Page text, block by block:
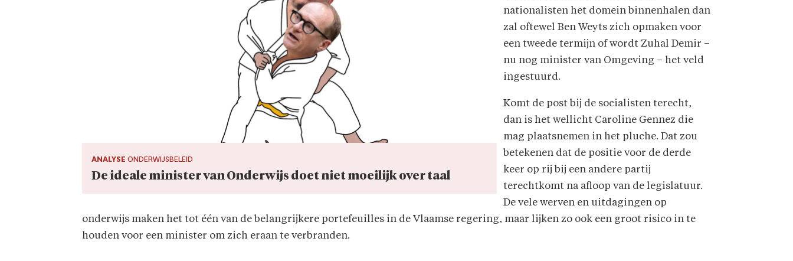
ANALYSE ONDERWIJSBELEID
De ideale minister van Onderwijs doet niet moeilijk over taal
nationalisten het domein binnenhalen dan
zal oftewel Ben Weyts zich opmaken voor
een tweede termijn of wordt Zuhal Demir –
nu nog minister van Omgeving – het veld
ingestuurd.
Komt de post bij de socialisten terecht,
dan is het wellicht Caroline Gennez die
mag plaatsnemen in het pluche. Dat zou
betekenen dat de positie voor de derde
keer op rij bij een andere partij
terechtkomt na afloop van de legislatuur.
De vele werven en uitdagingen op
onderwijs maken het tot één van de belangrijkere portefeuilles in de Vlaamse regering, maar lijken zo ook een groot risico in te
houden voor een minister om zich eraan te verbranden.